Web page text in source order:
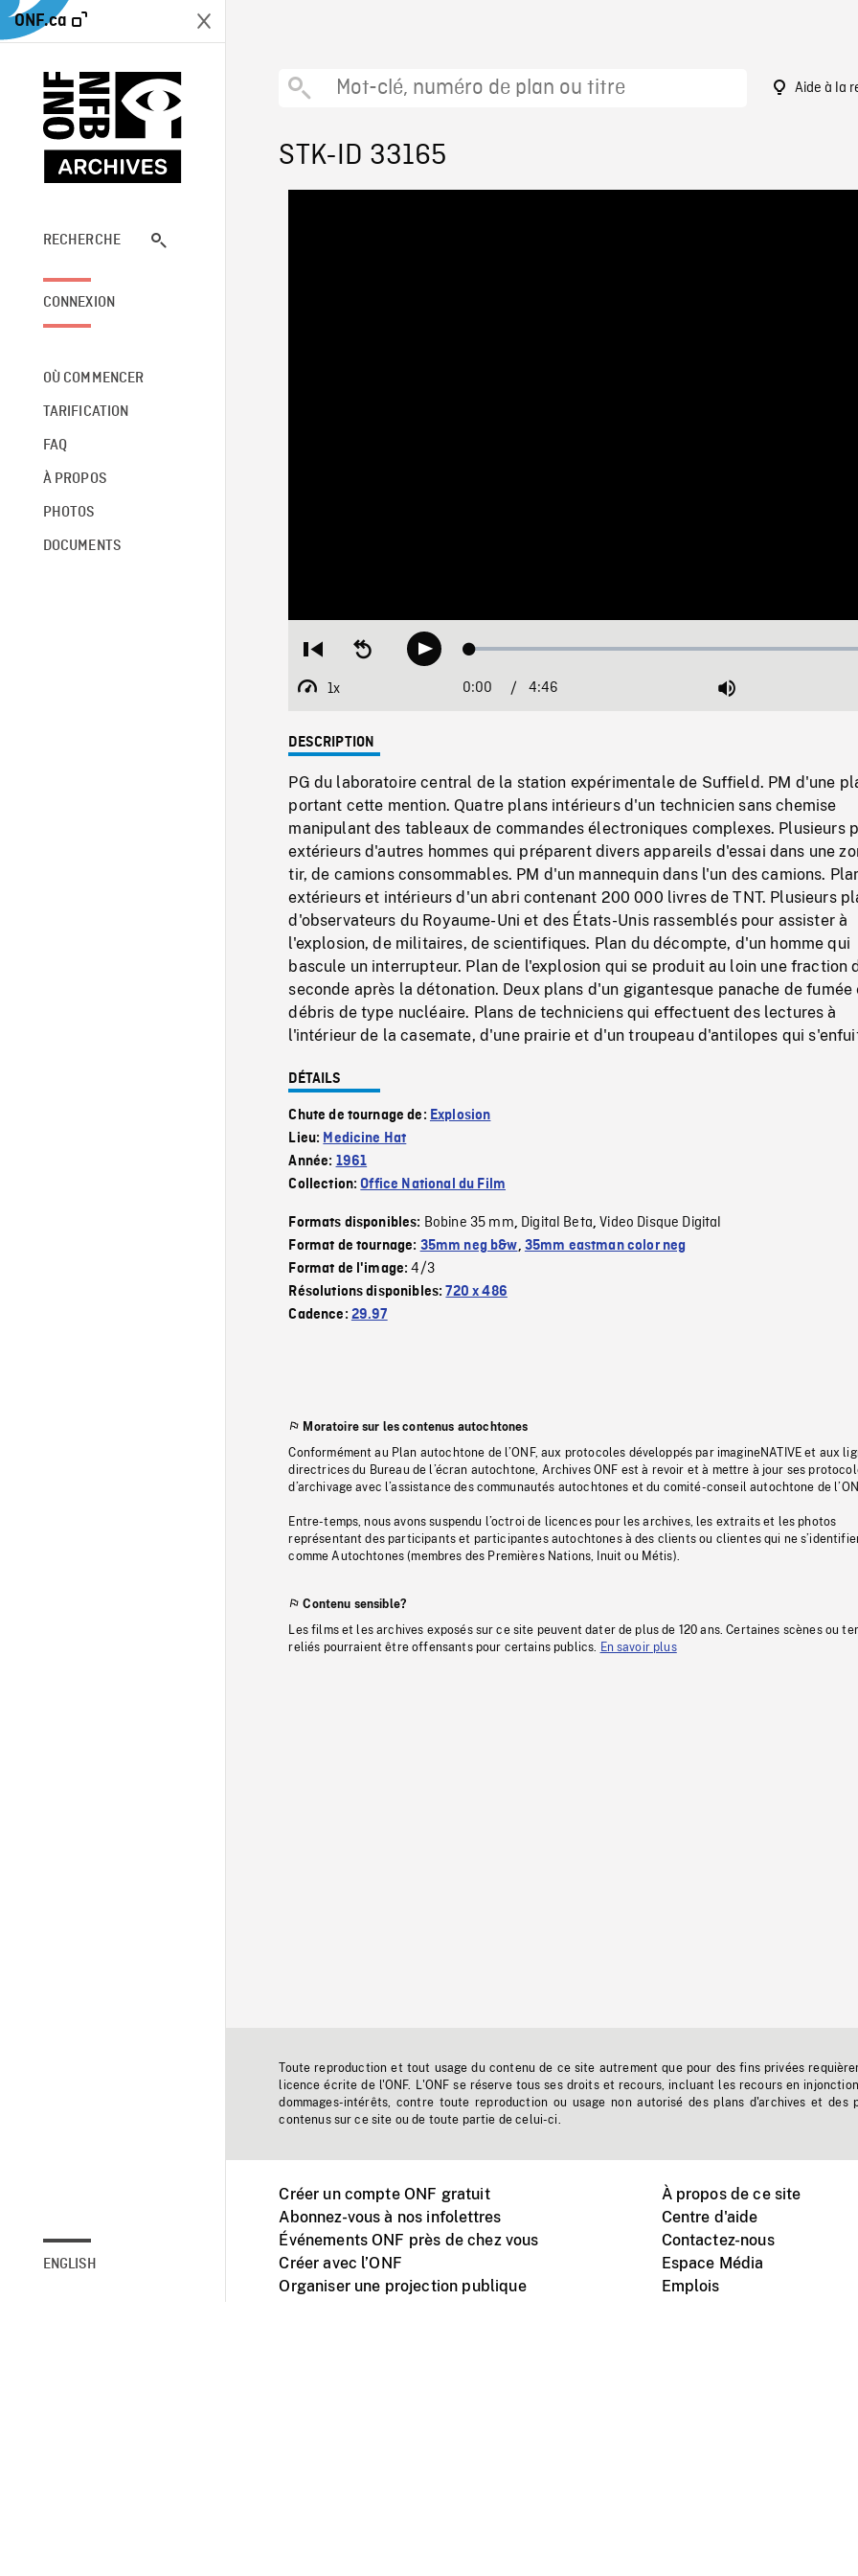
ONF.ca
RECHERCHE
CONNEXION
OÙ COMMENCER
TARIFICATION
FAQ
À PROPOS
PHOTOS
DOCUMENTS
ENGLISH
Aide à la
STK-ID 33165
Restart
beginning
Seek
backwardPlay Loaded:
1x
Playback
Current
0:00 / Duration
4:46 Mute
DESCRIPTION
PG du laboratoire central de la station expérimentale de Suffield. PM d'une
portant cette mention. Quatre plans intérieurs d'un technicien sans chemise
manipulant des tableaux de commandes électroniques complexes. Plusieurs
extérieurs d'autres hommes qui préparent divers appareils d'essai dans une
tir, de camions consommables. PM d'un mannequin dans l'un des camions.
extérieurs et intérieurs d'un abri contenant 200 000 livres de TNT. Plusieurs
d'observateurs du Royaume-Uni et des États-Unis rassemblés pour assister à
l'explosion, de militaires, de scientifiques. Plan du décompte, d'un homme qui
bascule un interrupteur. Plan de l'explosion qui se produit au loin une fraction
seconde après la détonation. Deux plans d'un gigantesque panache de fumée
débris de type nucléaire. Plans de techniciens qui effectuent des lectures à
l'intérieur de la casemate, d'une prairie et d'un troupeau d'antilopes qui
DÉTAILS
Chute de tournage de: Explosion
Lieu: Medicine Hat
Année: 1961
Collection:Office National du Film
Formats disponibles: Bobine 35 mm, Digital Beta,Video Disque Digital
Format de tournage: 35mm neg b&w, 35mm eastman color neg
Format de l'image:4/3
Résolutions disponibles:720 x 486
Cadence: 29.97
Moratoire sur les contenus autochtones
Conformément au Plan autochtone de l’ONF, aux protocoles développés par imagineNATIVE et aux
directrices du Bureau de l’écran autochtone, Archives ONF est à revoir et à mettre à jour ses
d’archivage avec l’assistance des communautés autochtones et du comité-conseil autochtone de
Entre-temps, nous avons suspendu l’octroi de licences pour les archives, les extraits et les photos
représentant des participants et participantes autochtones à des clients ou clientes qui ne
comme Autochtones (membres des Premières Nations, Inuit ou Métis).
Contenu sensible?
Les films et les archives exposés sur ce site peuvent dater de plus de 120 ans. Certaines scènes ou
reliés pourraient être offensants pour certains publics.
En savoir plus
Toute reproduction et tout usage du contenu de ce site autrement que pour des fins privées
licence écrite de l'ONF. L'ONF se réserve tous ses droits et recours, incluant les recours en
dommages-intérêts, contre toute reproduction ou usage non autorisé des plans d'archives et des
contenus sur ce site ou de toute partie de celui-ci.
Créer un compte ONF gratuit
Abonnez-vous à nos infolettres
Événements ONF près de chez vous
Créer avec l’ONF
Organiser une projection publique
À propos de ce site
Centre d'aide
Contactez-nous
Espace Média
Emplois